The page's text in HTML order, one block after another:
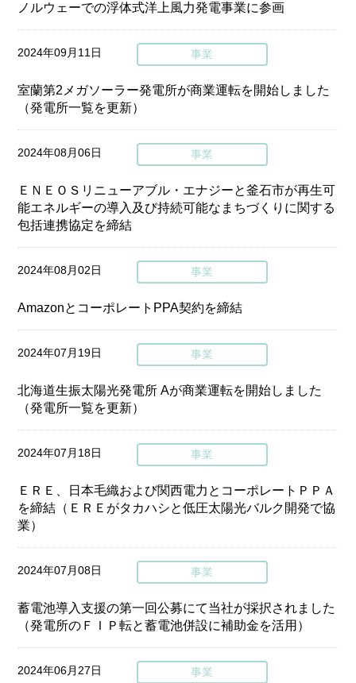
ノルウェーでの浮体式洋上風力発電事業に参画
2024年09月11日 事業
室蘭第2メガソーラー発電所が商業運転を開始しました
（発電所一覧を更新）
2024年08月06日 事業
ＥＮＥＯＳリニューアブル・エナジーと釜石市が再生可
能エネルギーの導入及び持続可能なまちづくりに関する
包括連携協定を締結
2024年08月02日 事業
AmazonとコーポレートPPA契約を締結
2024年07月19日 事業
北海道生振太陽光発電所 Aが商業運転を開始しました
（発電所一覧を更新）
2024年07月18日 事業
ＥＲＥ、日本毛織および関西電力とコーポレートＰＰＡ
を締結（ＥＲＥがタカハシと低圧太陽光バルク開発で協
業）
2024年07月08日 事業
蓄電池導入支援の第一回公募にて当社が採択されました
（発電所のＦＩＰ転と蓄電池併設に補助金を活用）
2024年06月27日 事業